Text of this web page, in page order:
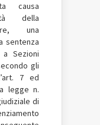
causa
della
una
sentenza
Sezioni
gli
’art. 7 ed
legge n.
di